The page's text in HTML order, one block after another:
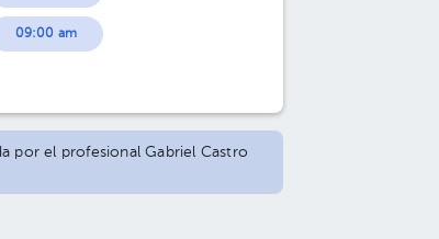
09:00 am
por el profesional Gabriel Castro